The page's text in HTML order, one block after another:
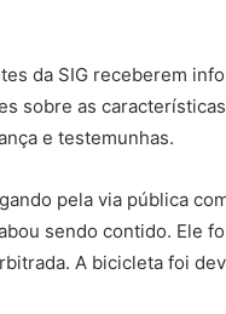
da SIG receberem
sobre as
e testemunhas.
pela via pública
sendo contido. Ele
A bicicleta foi